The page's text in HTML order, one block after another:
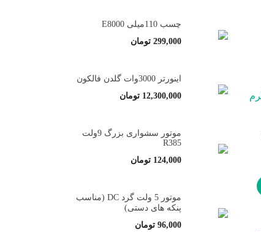
چسب 110میلی E8000
299,000 تومان
اینورتر 3000وات گلدن فالکون
12,300,000 تومان
موتور سشواری بزرگ 9ولت
R385
124,000 تومان
موتور 5 ولت گرد DC (مناسب
پنکه های دستی)
96,000 تومان